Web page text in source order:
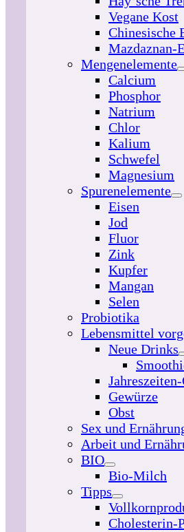
Vegane Kost
Chinesische
Mazdaznan-
Mengenelemente
Calcium
Phosphor
Natrium
Chlor
Kalium
Schwefel
Magnesium
Spurenelemente
Eisen
Jod
Fluor
Zink
Kupfer
Mangan
Selen
Probiotika
Lebensmittel
Neue Drinks
Gewürze
Obst
Sex und
Arbeit und
BIO
Bio-Milch
Tipps
Cholesterin-